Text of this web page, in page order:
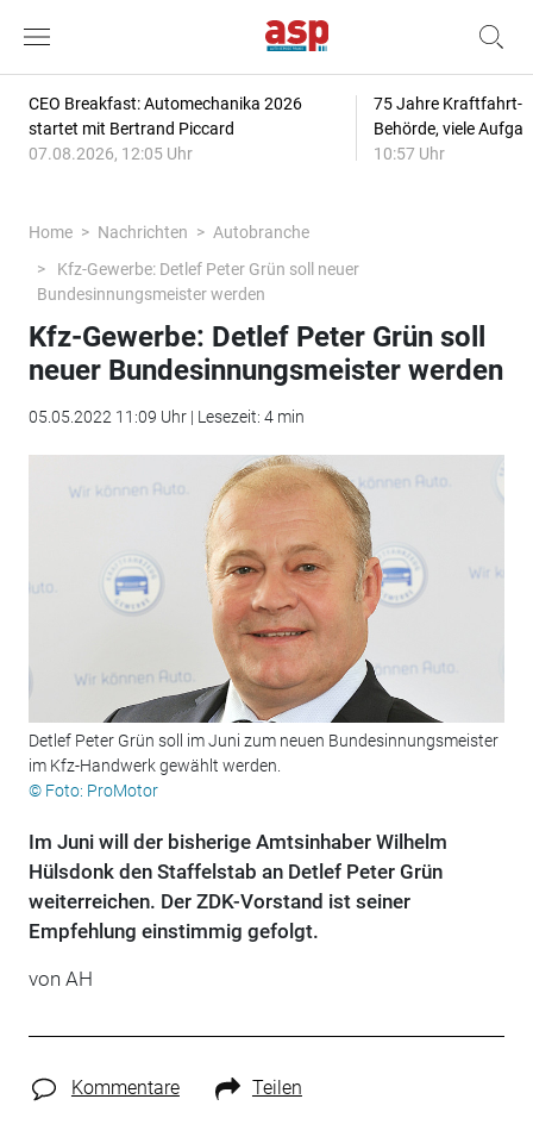
CEO Breakfast: Automechanika 2026
startet mit Bertrand Piccard
07.08.2026, 12:05 Uhr
75 Jahre Kraftfahrt-
Behörde, viele
10:57 Uhr
Home Nachrichten
Autobranche
Kfz-Gewerbe: Detlef Peter Grün soll neuer
Bundesinnungsmeister werden
Kfz-Gewerbe: Detlef Peter Grün soll
neuer Bundesinnungsmeister werden
05.05.2022 11:09 Uhr | Lesezeit: 4 min
Detlef Peter Grün soll im Juni zum neuen Bundesinnungsmeister
im Kfz-Handwerk gewählt werden.
© Foto: ProMotor
Im Juni will der bisherige Amtsinhaber Wilhelm
Hülsdonk den Staffelstab an Detlef Peter Grün
weiterreichen. Der ZDK-Vorstand ist seiner
Empfehlung einstimmig gefolgt.
von AH
Kommentare Teilen